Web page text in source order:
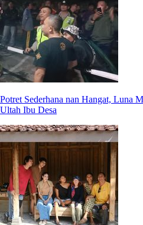
Potret Sederhana nan Hangat, Luna
Ultah Ibu Desa